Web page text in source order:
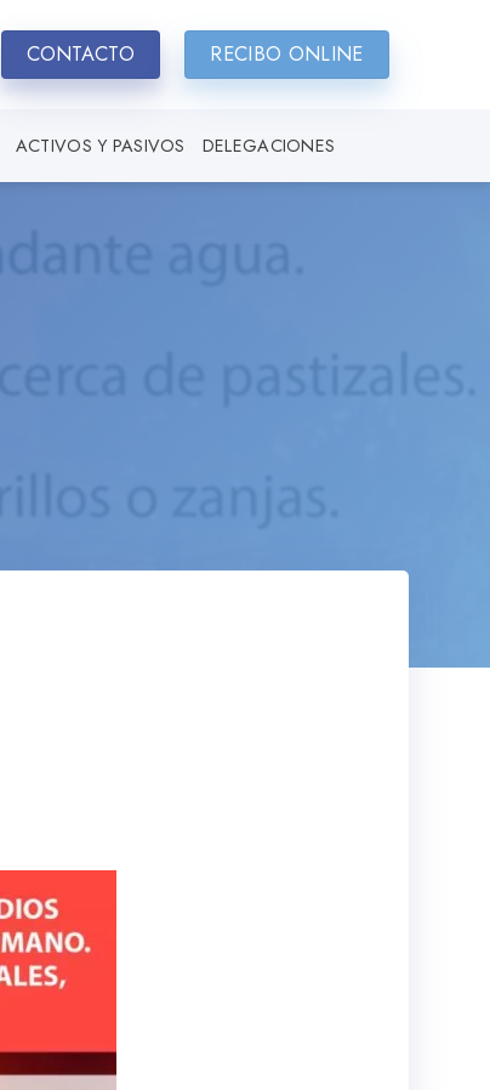
CONTACTO RECIBO ONLINE
ACTIVOS Y PASIVOS DELEGACIONES